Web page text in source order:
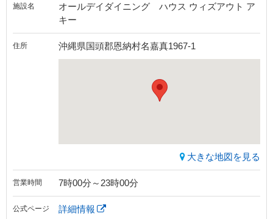
施設名
オールデイダイニング ハウス ウィズアウト ア
キー
住所 沖縄県国頭郡恩納村名嘉真1967-1
大きな地図を見る
営業時間 7時00分～23時00分
公式ページ 詳細情報